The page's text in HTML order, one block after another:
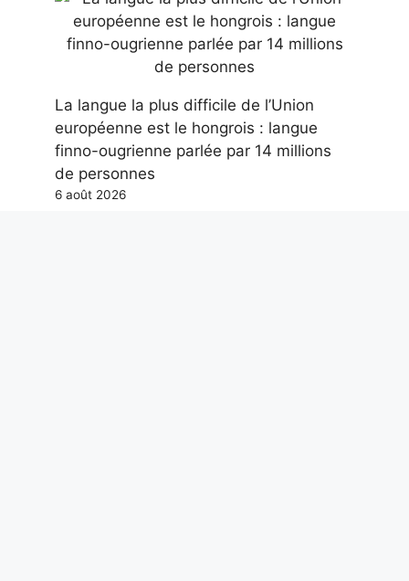
La langue la plus difficile de l’Union
européenne est le hongrois : langue
finno-ougrienne parlée par 14 millions
de personnes
6 août 2026